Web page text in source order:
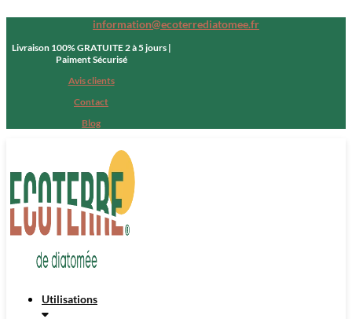
information@ecoterrediatomee.fr
Livraison 100% GRATUITE 2 à 5 jours |
Paiment Sécurisé
Avis clients
Contact
Blog
Utilisations